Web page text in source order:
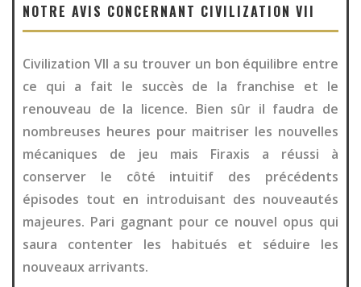
NOTRE AVIS CONCERNANT CIVILIZATION VII
Civilization VII a su trouver un bon équilibre entre
ce qui a fait le succès de la franchise et le
renouveau de la licence. Bien sûr il faudra de
nombreuses heures pour maitriser les nouvelles
mécaniques de jeu mais Firaxis a réussi à
conserver le côté intuitif des précédents
épisodes tout en introduisant des nouveautés
majeures. Pari gagnant pour ce nouvel opus qui
saura contenter les habitués et séduire les
nouveaux arrivants.